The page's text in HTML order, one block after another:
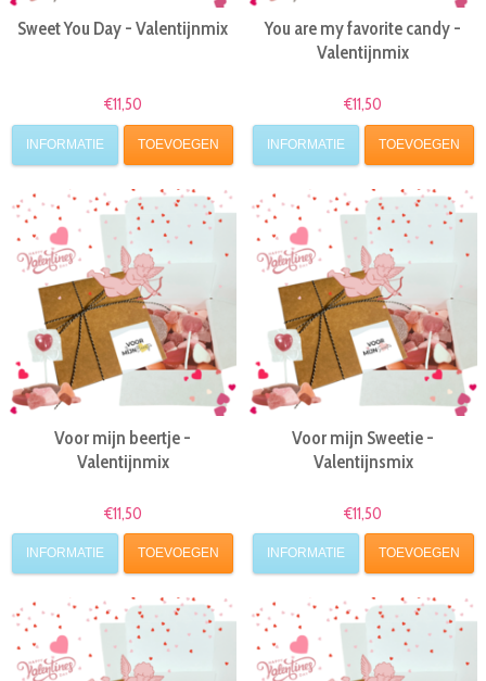
Sweet You Day - Valentijnmix
€11,50
INFORMATIE TOEVOEGEN
You are my favorite candy -
Valentijnmix
€11,50
INFORMATIE TOEVOEGEN
Voor mijn beertje -
Valentijnmix
€11,50
INFORMATIE TOEVOEGEN
Voor mijn Sweetie -
Valentijnsmix
€11,50
INFORMATIE TOEVOEGEN